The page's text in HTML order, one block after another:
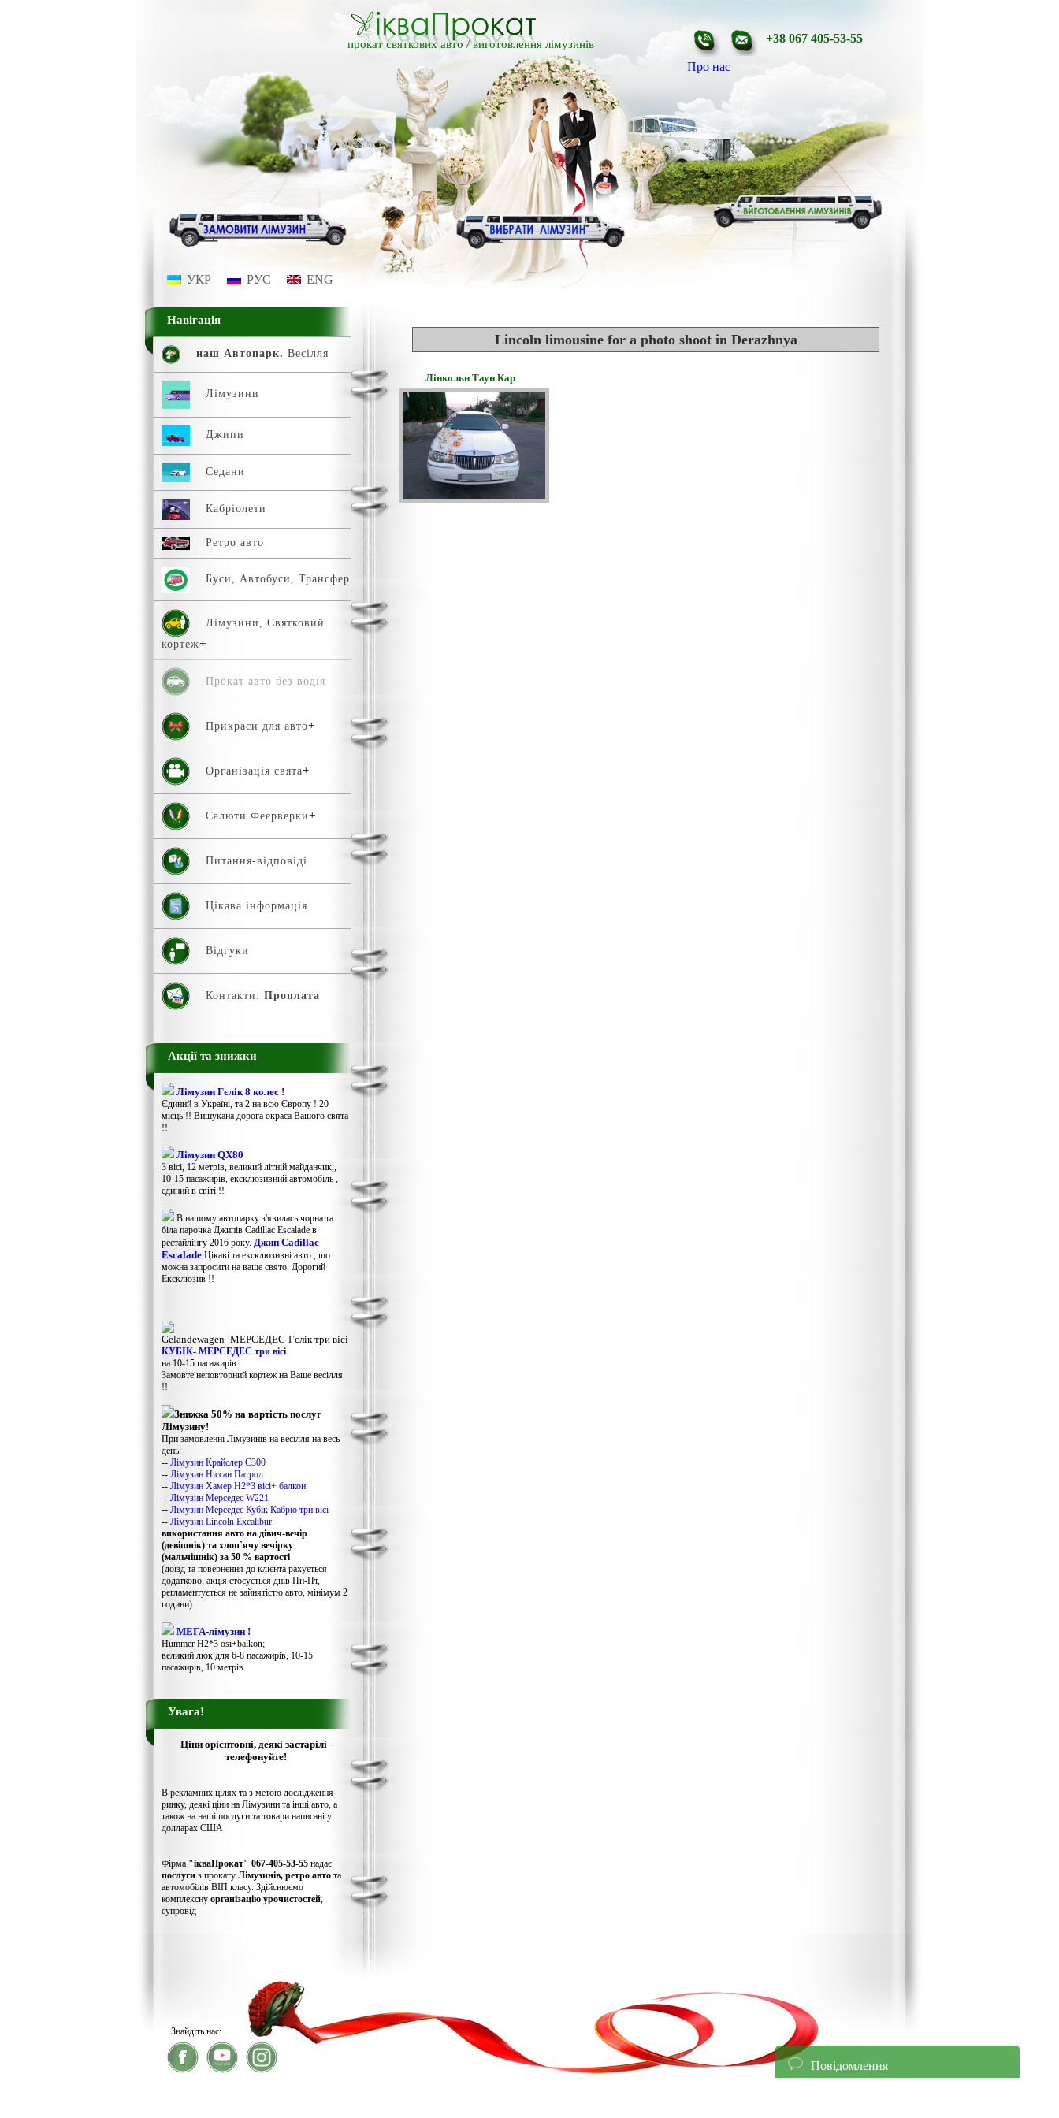
прокат святкових авто /виготовлення лімузинів
Про нас
+38 067 405-53-55
УКР РУС ENG
Навігація
наш Автопарк. Весілля
Лімузини
Джипи
Седани
Кабріолети
Ретро авто
Буси, Автобуси, Трансфер
Лімузини, Святковий
кортеж
Прокат авто без водія
Прикраси для авто
Організація свята
Салюти Феєрверки
Питання-відповіді
Цікава інформація
Відгуки
Контакти. Проплата
Акції та знижки
Лімузин Гєлік 8 колес !
Єдиний в Україні, та 2 на всю Європу ! 20
місць !! Вишукана дорога окраса Вашого свята
!!
Лімузин QX80
3 вісі, 12 метрів, великий літній майданчик,,
10-15 пасажирів, ексклюзивний автомобіль ,
єдиний в світі !!
В нашому автопарку з'явилась чорна та
біла парочка Джипів Cadillac Escalade в
рестайлінгу 2016 року. Джип Cadillac
Escalade Цікаві та ексклюзивні авто , що
можна запросити на ваше свято. Дорогий
Ексклюзив !!
Gelandewagen​- МЕРСЕДЕС-Гєлік три вісі
КУБІК- МЕРСЕДЕС три вісі
на 10-15 пасажирів.
Замовте неповторний кортеж на Ваше весілля
!!
Знижка 50% на вартість послуг
Лімузину!
При замовленні Лімузинів на весілля на весь
день:
-- Лімузин Крайслер С300
-- Лімузин Ніссан Патрол
-- Лімузин Хамер Н2*3 вісі+ балкон
-- Лімузин Мерседес W221
-- Лімузин Мерседес Кубік Кабріо три вісі
-- Лімузин Lincoln Excalibur
використання авто на дівич-вечір
(дєвішнік) та хлоп`ячу вечірку
(мальчішнік) за 50 % вартості
(доїзд та повернення до клієнта рахується
додатково, акція стосується днів Пн-Пт,
регламентується не зайнятістю авто, мінімум 2
години).
МЕГА-лімузин !
Hummer H2*3 osi+balkon;
великий люк для 6-8 пасажирів, 10-15
пасажирів, 10 метрів
Увага!
Ціни орієнтовні, деякі застарілі -
телефонуйте!
В рекламних цілях та з метою дослідження
ринку, деякі ціни на Лімузини та інші авто, а
також на наші послуги та товари написані у
долларах США
Фірма "ікваПрокат" 067-405-53-55 надає
послуги з прокату Лімузинів, ретро авто та
автомобілів ВІП класу. Здійснюємо
комплексну організацію урочистостей,
супровід
Lincoln limousine for a photo shoot in Derazhnya
Лінкольн Таун Кар
Знайдіть нас:
Повідомлення